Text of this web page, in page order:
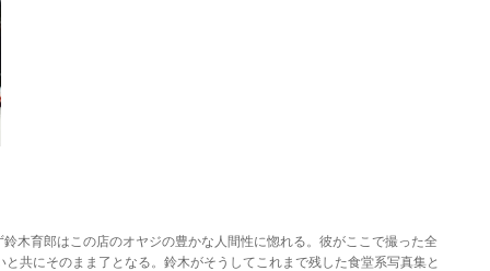
木育郎はこの店のオヤジの豊かな人間性に惚れる。彼がここで撮った全
共にそのまま了となる。鈴木がそうしてこれまで残した食堂系写真集と